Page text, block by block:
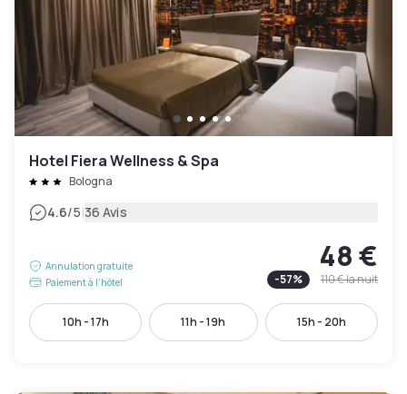
Hotel Fiera Wellness & Spa
Bologna
4.6/5|36 Avis
Annulation gratuite
Paiement à l'hôtel
48 €
-57% 110 €la nuit
10h - 17h 11h - 19h 15h - 20h